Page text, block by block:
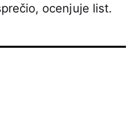
ocenjuje list.